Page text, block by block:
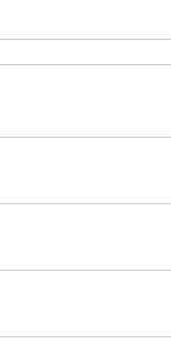
probarse dentro o
de nuestros
en el